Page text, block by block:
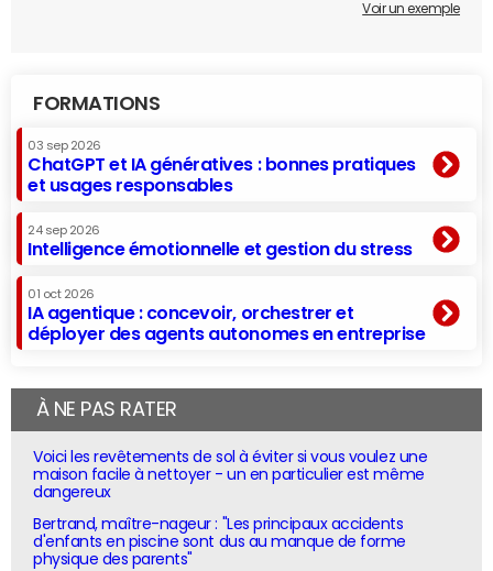
Voir un exemple
FORMATIONS
03 sep 2026
ChatGPT et IA génératives : bonnes pratiques
et usages responsables
24 sep 2026
Intelligence émotionnelle et gestion du stress
01 oct 2026
IA agentique : concevoir, orchestrer et
déployer des agents autonomes en entreprise
À NE PAS RATER
Voici les revêtements de sol à éviter si vous voulez une
maison facile à nettoyer - un en particulier est même
dangereux
Bertrand, maître-nageur : "Les principaux accidents
d'enfants en piscine sont dus au manque de forme
physique des parents"